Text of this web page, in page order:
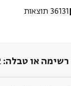
36131 תוצאות
רשימה או טבלה